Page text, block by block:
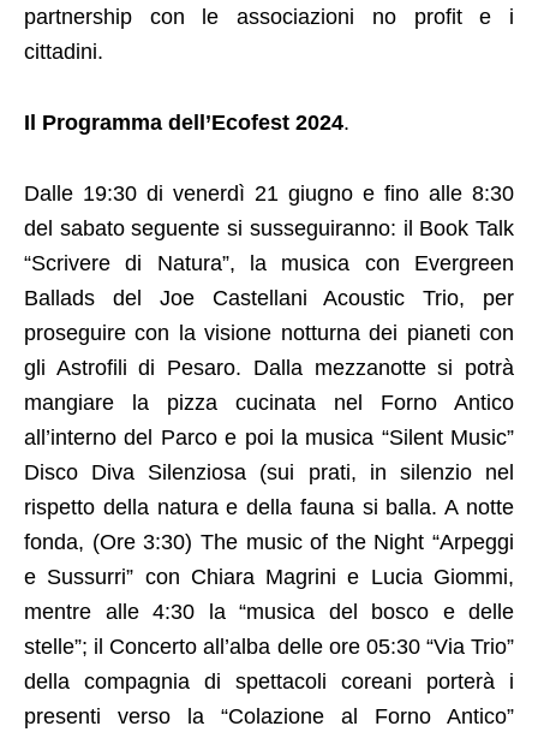
partnership con le associazioni no profit e i
cittadini.
Il Programma dell’Ecofest 2024.
Dalle 19:30 di venerdì 21 giugno e fino alle 8:30
del sabato seguente si susseguiranno: il Book Talk
“Scrivere di Natura”, la musica con Evergreen
Ballads del Joe Castellani Acoustic Trio, per
proseguire con la visione notturna dei pianeti con
gli Astrofili di Pesaro. Dalla mezzanotte si potrà
mangiare la pizza cucinata nel Forno Antico
all’interno del Parco e poi la musica “Silent Music”
Disco Diva Silenziosa (sui prati, in silenzio nel
rispetto della natura e della fauna si balla. A notte
fonda, (Ore 3:30) The music of the Night “Arpeggi
e Sussurri” con Chiara Magrini e Lucia Giommi,
mentre alle 4:30 la “musica del bosco e delle
stelle”; il Concerto all’alba delle ore 05:30 “Via Trio”
della compagnia di spettacoli coreani porterà i
presenti verso la “Colazione al Forno Antico”